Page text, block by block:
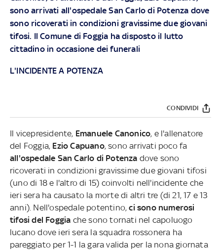
sono arrivati all'ospedale San Carlo di Potenza dove
sono ricoverati in condizioni gravissime due giovani
tifosi. Il Comune di Foggia ha disposto il lutto
cittadino in occasione dei funerali
L'INCIDENTE A POTENZA
CONDIVIDI
Il vicepresidente, Emanuele Canonico, e l'allenatore
del Foggia, Ezio Capuano, sono arrivati poco fa
all'ospedale San Carlo di Potenza dove sono
ricoverati in condizioni gravissime due giovani tifosi
(uno di 18 e l'altro di 15) coinvolti nell'incidente che
ieri sera ha causato la morte di altri tre (di 21, 17 e 13
anni). Nell'ospedale potentino,ci sono numerosi
tifosi del Foggia che sono tornati nel capoluogo
lucano dove ieri sera la squadra rossonera ha
pareggiato per 1-1 la gara valida per la nona giornata